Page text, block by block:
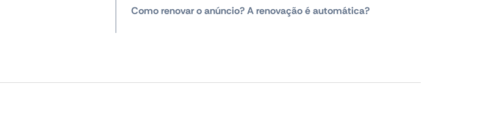
Como renovar o anúncio? A renovação é automática?